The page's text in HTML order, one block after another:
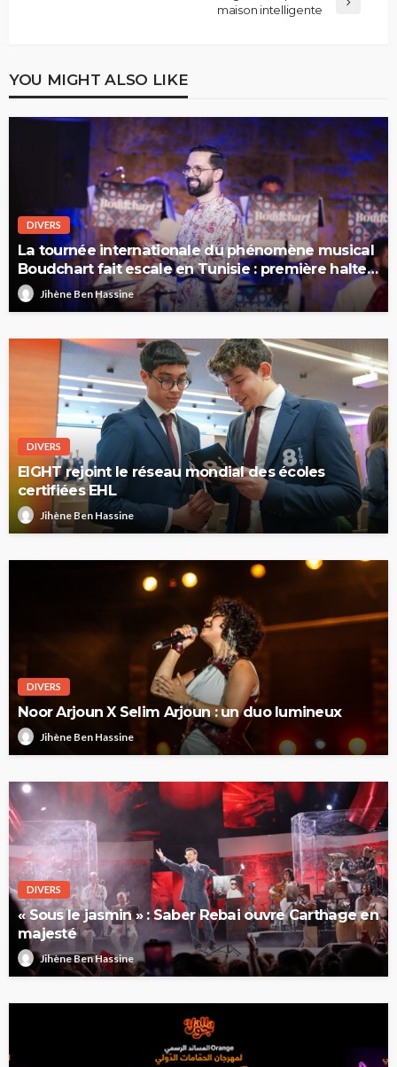
maison intelligente
YOU MIGHT ALSO LIKE
DIVERS
La tournée internationale du phénomène musical
Boudchart fait escale en Tunisie : première halte
à SfaxJihène Ben Hassine
DIVERS
EIGHT rejoint le réseau mondial des écoles
certifiées EHL
Jihène Ben Hassine
DIVERS
Noor Arjoun X Selim Arjoun : un duo lumineux
Jihène Ben Hassine
DIVERS
« Sous le jasmin » : Saber Rebai ouvre Carthage en
majesté
Jihène Ben Hassine